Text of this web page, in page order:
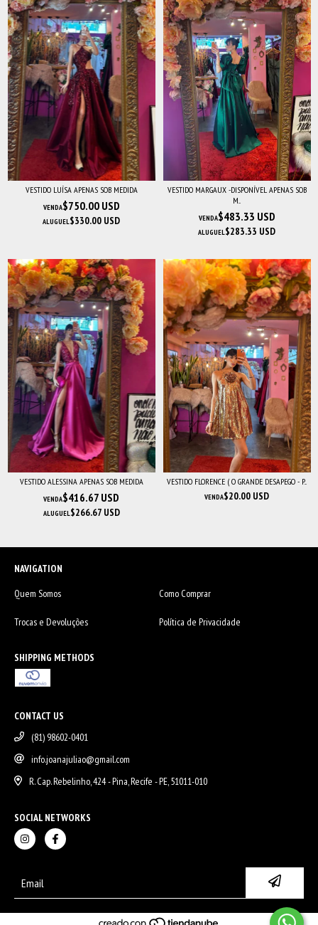
VESTIDO LUÍSA APENAS SOB MEDIDA
VENDA$750.00 USD
ALUGUEL$330.00 USD
VESTIDO MARGAUX -DISPONÍVEL APENAS SOB
M...
VENDA$483.33 USD
ALUGUEL$283.33 USD
VESTIDO ALESSINA APENAS SOB MEDIDA
VENDA$416.67 USD
ALUGUEL$266.67 USD
VESTIDO FLORENCE ( O GRANDE DESAPEGO - P...
VENDA$20.00 USD
NAVIGATION
Quem Somos
Como Comprar
Trocas e Devoluções Política de Privacidade
SHIPPING METHODS
CONTACT US
(81) 98602-0401
info.joanajuliao@gmail.com
R. Cap. Rebelinho, 424 - Pina, Recife - PE, 51011-010
SOCIAL NETWORKS